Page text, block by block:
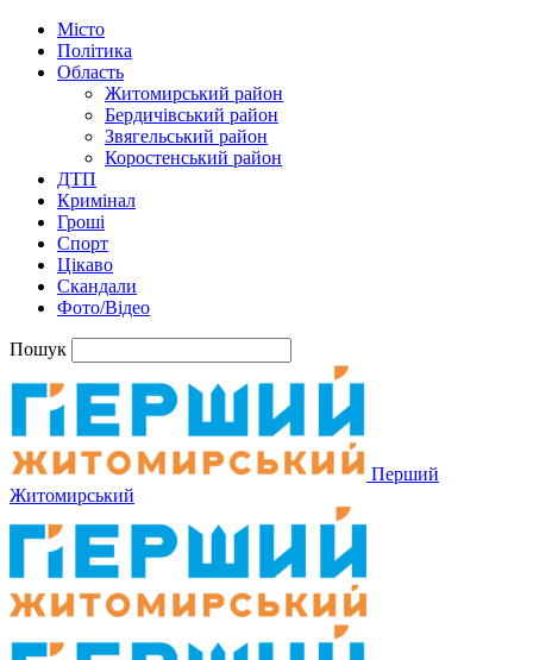
Місто
Політика
Область
Житомирський район
Бердичівський район
Звягельський район
Коростенський район
ДТП
Кримінал
Гроші
Спорт
Цікаво
Скандали
Фото/Відео
Пошук
Перший
Житомирський